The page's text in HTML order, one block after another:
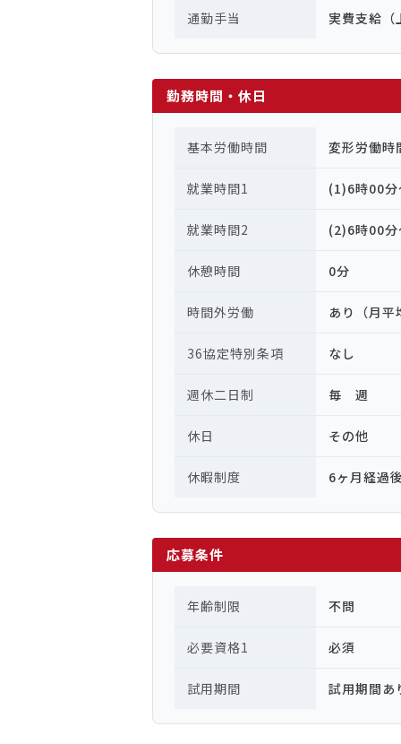
通勤手当 実費支給（
勤務時間・休日
基本労働時間 変形労働時
就業時間1 (1)6時00
就業時間2 (2)6時00
休憩時間 0分
時間外労働 あり（月
36協定特別条項 なし
週休二日制 毎 週
休日 その他
休暇制度 6ヶ月経過
応募条件
年齢制限 不問
必要資格1 必須
試用期間 試用期間あ